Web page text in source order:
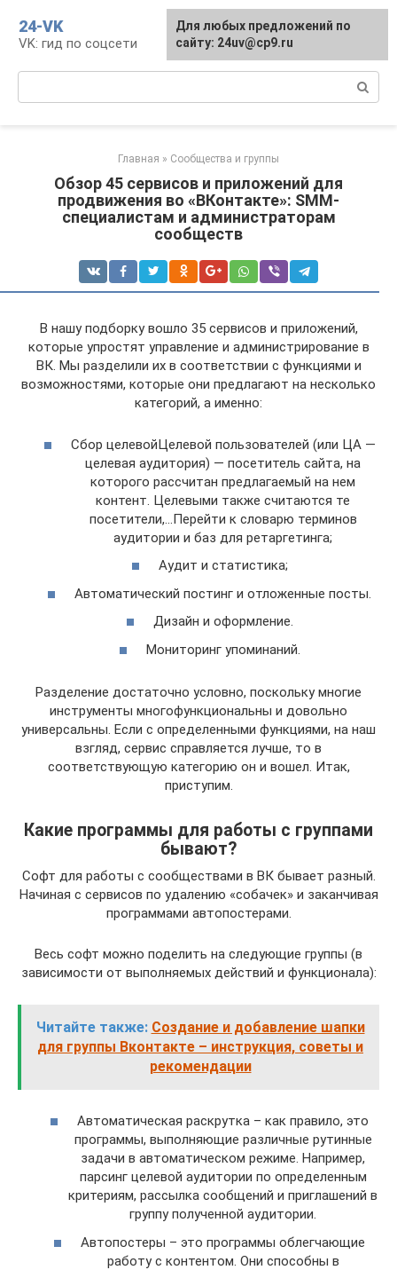
контенту
24-VK
VK: гид по соцсети
Главная » Сообщества и группы
Обзор 45 сервисов и приложений для
продвижения во «ВКонтакте»: SMM-
специалистам и администраторам
сообществ
В нашу подборку вошло 35 сервисов и приложений,
которые упростят управление и администрирование в
ВК. Мы разделили их в соответствии с функциями и
возможностями, которые они предлагают на несколько
категорий, а именно:
Сбор целевойЦелевой пользователей (или ЦА —
целевая аудитория) — посетитель сайта, на
которого рассчитан предлагаемый на нем
контент. Целевыми также считаются те
посетители,…Перейти к словарю терминов
аудитории и баз для ретаргетинга;
Аудит и статистика;
Автоматический постинг и отложенные посты.
Дизайн и оформление.
Мониторинг упоминаний.
Разделение достаточно условно, поскольку многие
инструменты многофункциональны и довольно
универсальны. Если с определенными функциями, на наш
взгляд, сервис справляется лучше, то в
соответствующую категорию он и вошел. Итак,
приступим.
Какие программы для работы с группами
бывают?
Софт для работы с сообществами в ВК бывает разный.
Начиная с сервисов по удалению «собачек» и заканчивая
программами автопостерами.
Весь софт можно поделить на следующие группы (в
зависимости от выполняемых действий и функционала):
Читайте также: Создание и добавление шапки
для группы Вконтакте – инструкция, советы и
рекомендации
Автоматическая раскрутка – как правило, это
программы, выполняющие различные рутинные
задачи в автоматическом режиме. Например,
парсинг целевой аудитории по определенным
критериям, рассылка сообщений и приглашений в
группу полученной аудитории.
Автопостеры – это программы облегчающие
работу с контентом. Они способны в
Для любых предложений по
сайту: 24uv@cp9.ru